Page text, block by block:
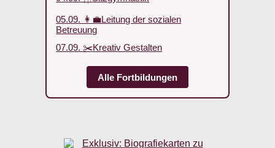
05.09. 👩‍💼Leitung der sozialen
Betreuung
07.09. ✂️Kreativ Gestalten
Alle Fortbildungen